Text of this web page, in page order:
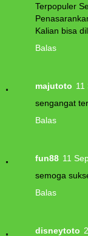
Terpopuler
Kalian bisa
Balas
majutoto 11
sengangat
Balas
fun88 11
semoga
Balas
disneytoto